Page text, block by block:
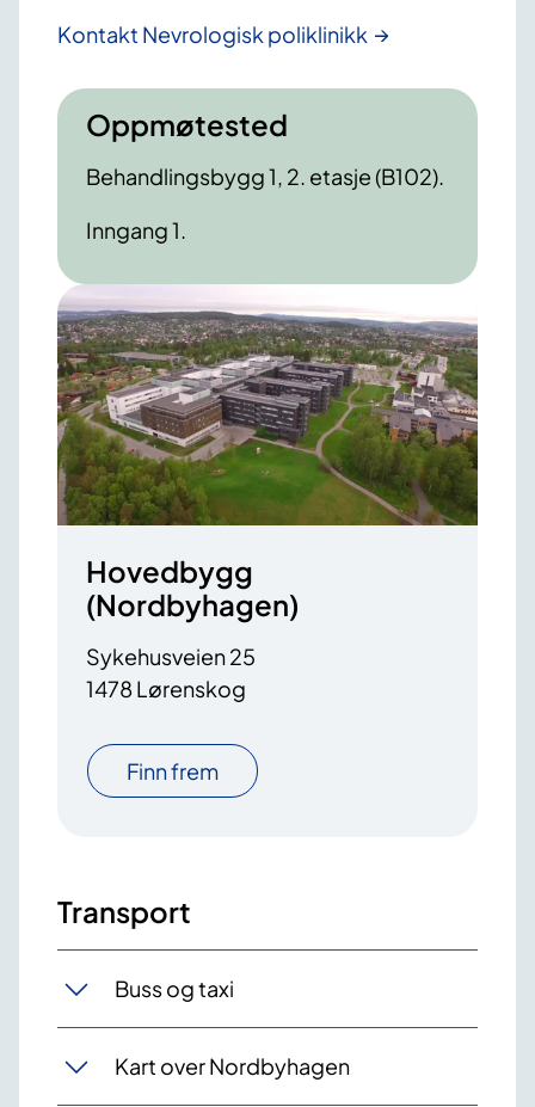
Kontakt Nevrologisk poliklinikk
Oppmøtested
Behandlingsbygg 1, 2. etasje (B102).
Inngang 1.
Hovedbygg
(Nordbyhagen)
Sykehusveien 25
1478 Lørenskog
Finn frem
Transport
Buss og taxi
Kart over Nordbyhagen